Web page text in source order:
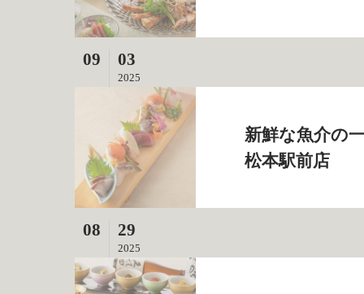
09 03
2025
新鮮な魚介の
松本駅前店
08 29
2025